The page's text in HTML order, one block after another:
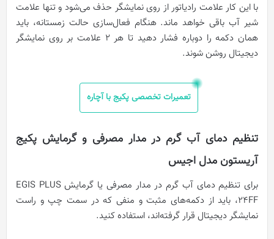
با این کار علامت رادیاتور از روی نمایشگر حذف می‌شود و تنها علامت
شیر آب باقی خواهد ماند. هنگام فعال‌‌سازی حالت زمستانه، باید
همان دکمه را دوباره فشار دهید تا هر 2 علامت بر روی نمایشگر
دیجیتال روشن شوند.
تعمیرات تخصصی پکیج با آچاره
تنظیم دمای آب گرم در مدار مصرفی و گرمایش پکیج
آریستون مدل اجیس
برای تنظیم دمای آب گرم در مدار مصرفی یا گرمایش EGIS PLUS
24FF، باید از دکمه‌های مثبت و منفی که در سمت چپ و راست
نمایشگر دیجیتال قرار گرفته‌اند، استفاده کنید.